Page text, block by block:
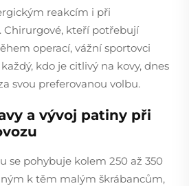
reakcím i při
Chirurgové, kteří potřebují
operací, vážní sportovci
kdo je citlivý na kovy, dnes
svou preferovanou volbu.
a vývoj patiny při
se pohybuje kolem 250 až 350
k těm malým škrábancům,